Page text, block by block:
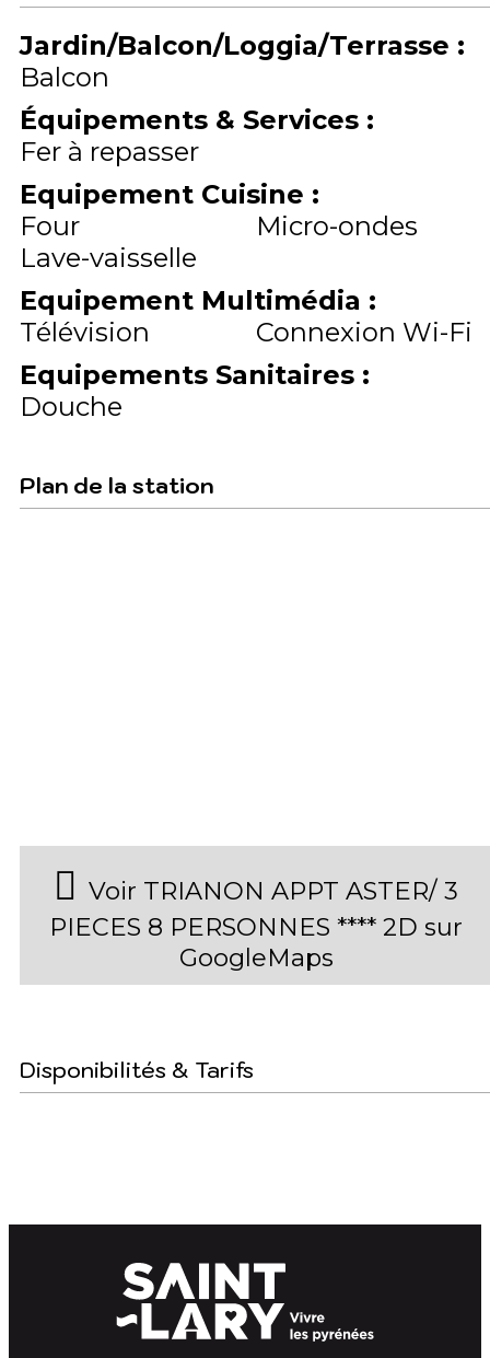
Jardin/Balcon/Loggia/Terrasse :
Balcon
Équipements & Services :
Fer à repasser
Equipement Cuisine :
Four
Micro-ondes
Lave-vaisselle
Equipement Multimédia :
Télévision
Connexion Wi-Fi
Equipements Sanitaires :
Douche
Plan de la station
Voir TRIANON APPT ASTER/ 3
PIECES 8 PERSONNES **** 2D sur
GoogleMaps
Disponibilités & Tarifs